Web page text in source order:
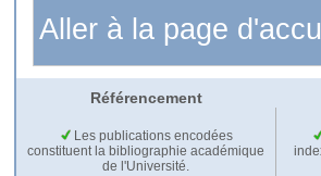
Aller à la page
Référencement
Les publications encodées
constituent la bibliographie académique
de l'Université.